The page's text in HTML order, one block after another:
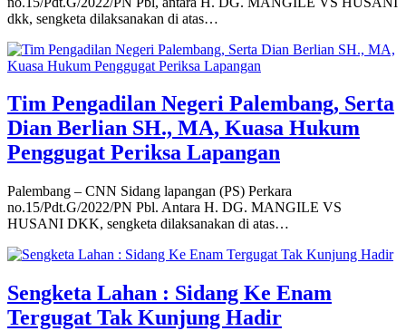
dkk, sengketa dilaksanakan di atas…
Tim Pengadilan Negeri Palembang, Serta
Dian Berlian SH., MA, Kuasa Hukum
Penggugat Periksa Lapangan
Palembang – CNN Sidang lapangan (PS) Perkara
no.15/Pdt.G/2022/PN Pbl. Antara H. DG. MANGILE VS
HUSANI DKK, sengketa dilaksanakan di atas…
Sengketa Lahan : Sidang Ke Enam
Tergugat Tak Kunjung Hadir